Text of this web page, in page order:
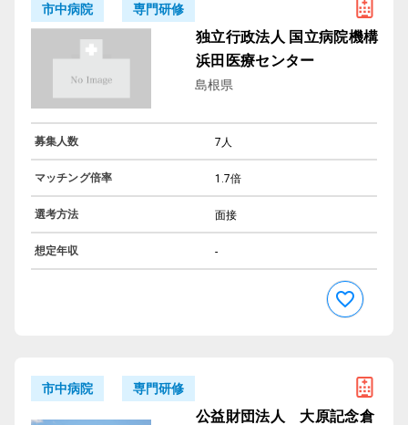
市中病院 専門研修
独立行政法人 国立病院機構
浜田医療センター
島根県
募集人数 7人
マッチング倍率 1.7倍
選考方法 面接
想定年収 -
市中病院 専門研修
公益財団法人 大原記念倉